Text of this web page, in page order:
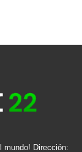
mundo! Dirección: